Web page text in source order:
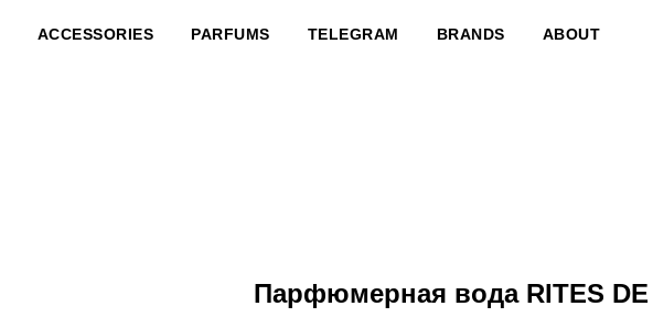
ACCESSORIES PARFUMS TELEGRAM BRANDS ABOUT
Парфюмерная вода RITES DE